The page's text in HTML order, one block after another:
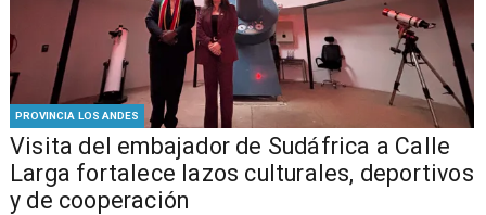
PROVINCIA LOS ANDES
​Visita del embajador de Sudáfrica a Calle
Larga fortalece lazos culturales, deportivos
y de cooperación